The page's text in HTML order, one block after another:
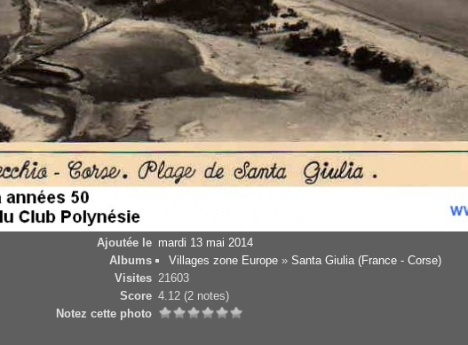
Ajoutée le mardi 13 mai 2014
Albums
Villages zone Europe »Santa Giulia (France - Corse)
Visites 21603
Score 4.12 (2 notes)
Notez cette photo